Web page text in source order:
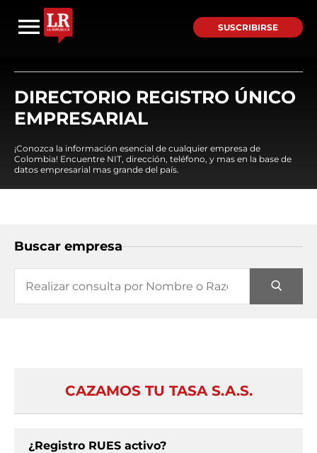
SUSCRIBIRSE
DIRECTORIO REGISTRO ÚNICO
EMPRESARIAL
¡Conozca la información esencial de cualquier empresa de
Colombia! Encuentre NIT, dirección, teléfono, y mas en la base de
datos empresarial mas grande del país.
Buscar empresa
CAZAMOS TU TASA S.A.S.
¿Registro RUES activo?